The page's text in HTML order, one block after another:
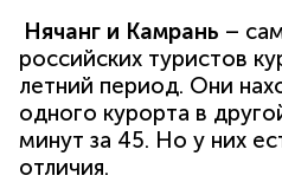
Нячанг и Камрань –
российских туристов
летний период. Они
одного курорта в
минут за 45. Но у них
отличия.